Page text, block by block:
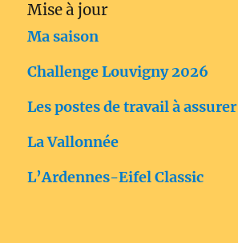
Mise à jour
Ma saison
Challenge Louvigny 2026
Les postes de travail à assurer
La Vallonnée
L’Ardennes-Eifel Classic